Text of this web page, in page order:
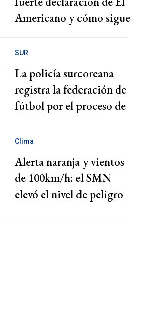
Americano y cómo sigue
SUR
La policía surcoreana
registra la federación de
fútbol por el proceso de
Clima
Alerta naranja y vientos
de 100km/h: el SMN
elevó el nivel de peligro